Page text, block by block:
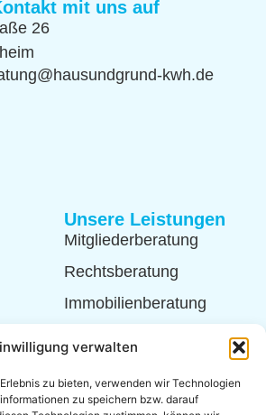
verwalten
zu bieten, verwenden wir Technologien
zu speichern bzw. darauf
Unsere Leistungen
Mitgliederberatung
Rechtsberatung
Immobilienberatung
mit uns auf
26
kwh.de